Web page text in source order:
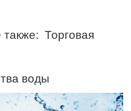
Торговая
воды